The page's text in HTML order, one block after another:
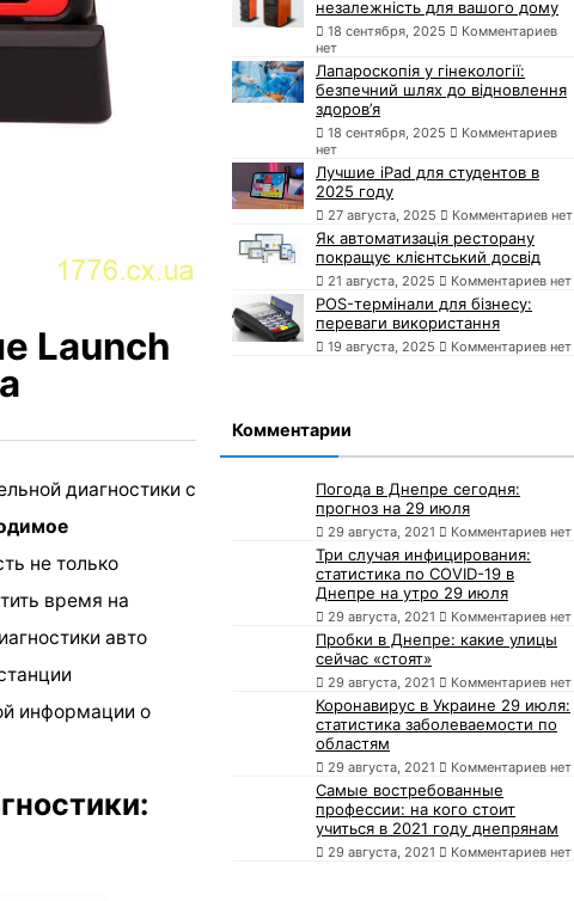
Launch
диагностики с
не только
время на
авто
информации о
незалежність для вашого дому
18 сентября, 2025
Комментариев
нет
Лапароскопія у гінекології:
безпечний шлях до відновлення
здоров’я
18 сентября, 2025
Комментариев
нет
Лучшие iPad для студентов в
2025 году
27 августа, 2025 Комментариев нет
Як автоматизація ресторану
покращує клієнтський досвід
21 августа, 2025 Комментариев нет
POS-термінали для бізнесу:
переваги використання
19 августа, 2025 Комментариев нет
Комментарии
Погода в Днепре сегодня:
прогноз на 29 июля
29 августа, 2021 Комментариев нет
Три случая инфицирования:
статистика по COVID-19 в
Днепре на утро 29 июля
29 августа, 2021 Комментариев нет
Пробки в Днепре: какие улицы
сейчас «стоят»
29 августа, 2021 Комментариев нет
Коронавирус в Украине 29 июля:
статистика заболеваемости по
областям
29 августа, 2021 Комментариев нет
Самые востребованные
профессии: на кого стоит
учиться в 2021 году днепрянам
29 августа, 2021 Комментариев нет